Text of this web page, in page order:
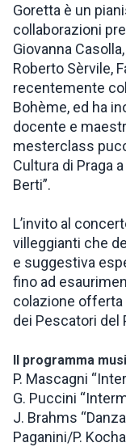
Goretta è un
collaborazioni
Giovanna
Roberto Sèrvile,
recentemente
Bohème, ed ha
docente e
mesterclass
Cultura di Praga
Berti”.
L’invito al
villeggianti che
e suggestiva
fino ad
colazione offerta
dei Pescatori del
Il programma
P. Mascagni
G. Puccini
J. Brahms
Paganini/P.